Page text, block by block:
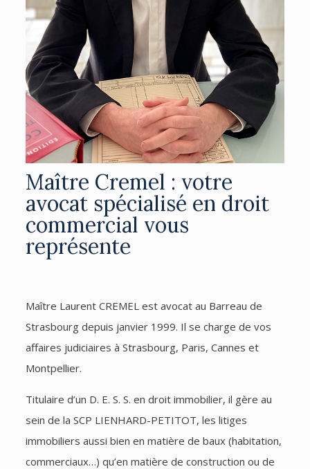
Maître Cremel : votre
avocat spécialisé en droit
commercial vous
représente
Maître Laurent CREMEL est avocat au Barreau de
Strasbourg depuis janvier 1999. Il se charge de vos
affaires judiciaires à Strasbourg, Paris, Cannes et
Montpellier.
Titulaire d’un D. E. S. S. en droit immobilier, il gère au
sein de la SCP LIENHARD-PETITOT, les litiges
immobiliers aussi bien en matière de baux (habitation,
commerciaux…) qu’en matière de construction ou de